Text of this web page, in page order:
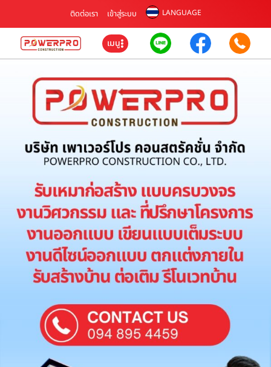
ติดต่อเรา เข้าสู่ระบบ LANGUAGE
เมนู